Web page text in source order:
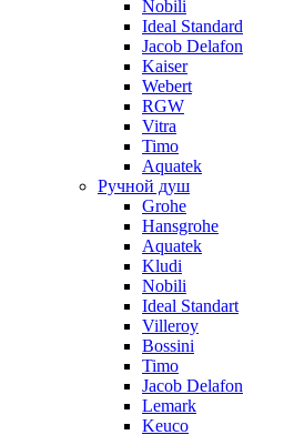
Nobili
Ideal Standard
Jacob Delafon
Kaiser
Webert
RGW
Vitra
Timo
Aquatek
Ручной душ
Grohe
Hansgrohe
Aquatek
Kludi
Nobili
Ideal Standart
Villeroy
Bossini
Timo
Jacob Delafon
Lemark
Keuco